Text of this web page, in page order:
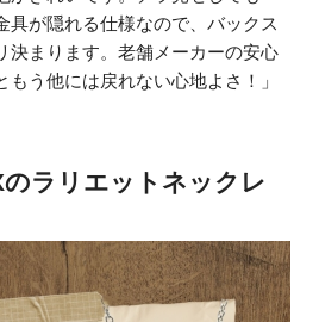
具が隠れる仕様なので、バックス
決まります。老舗メーカーの安心
う他には戻れない心地よさ！」
ラリエットネックレ